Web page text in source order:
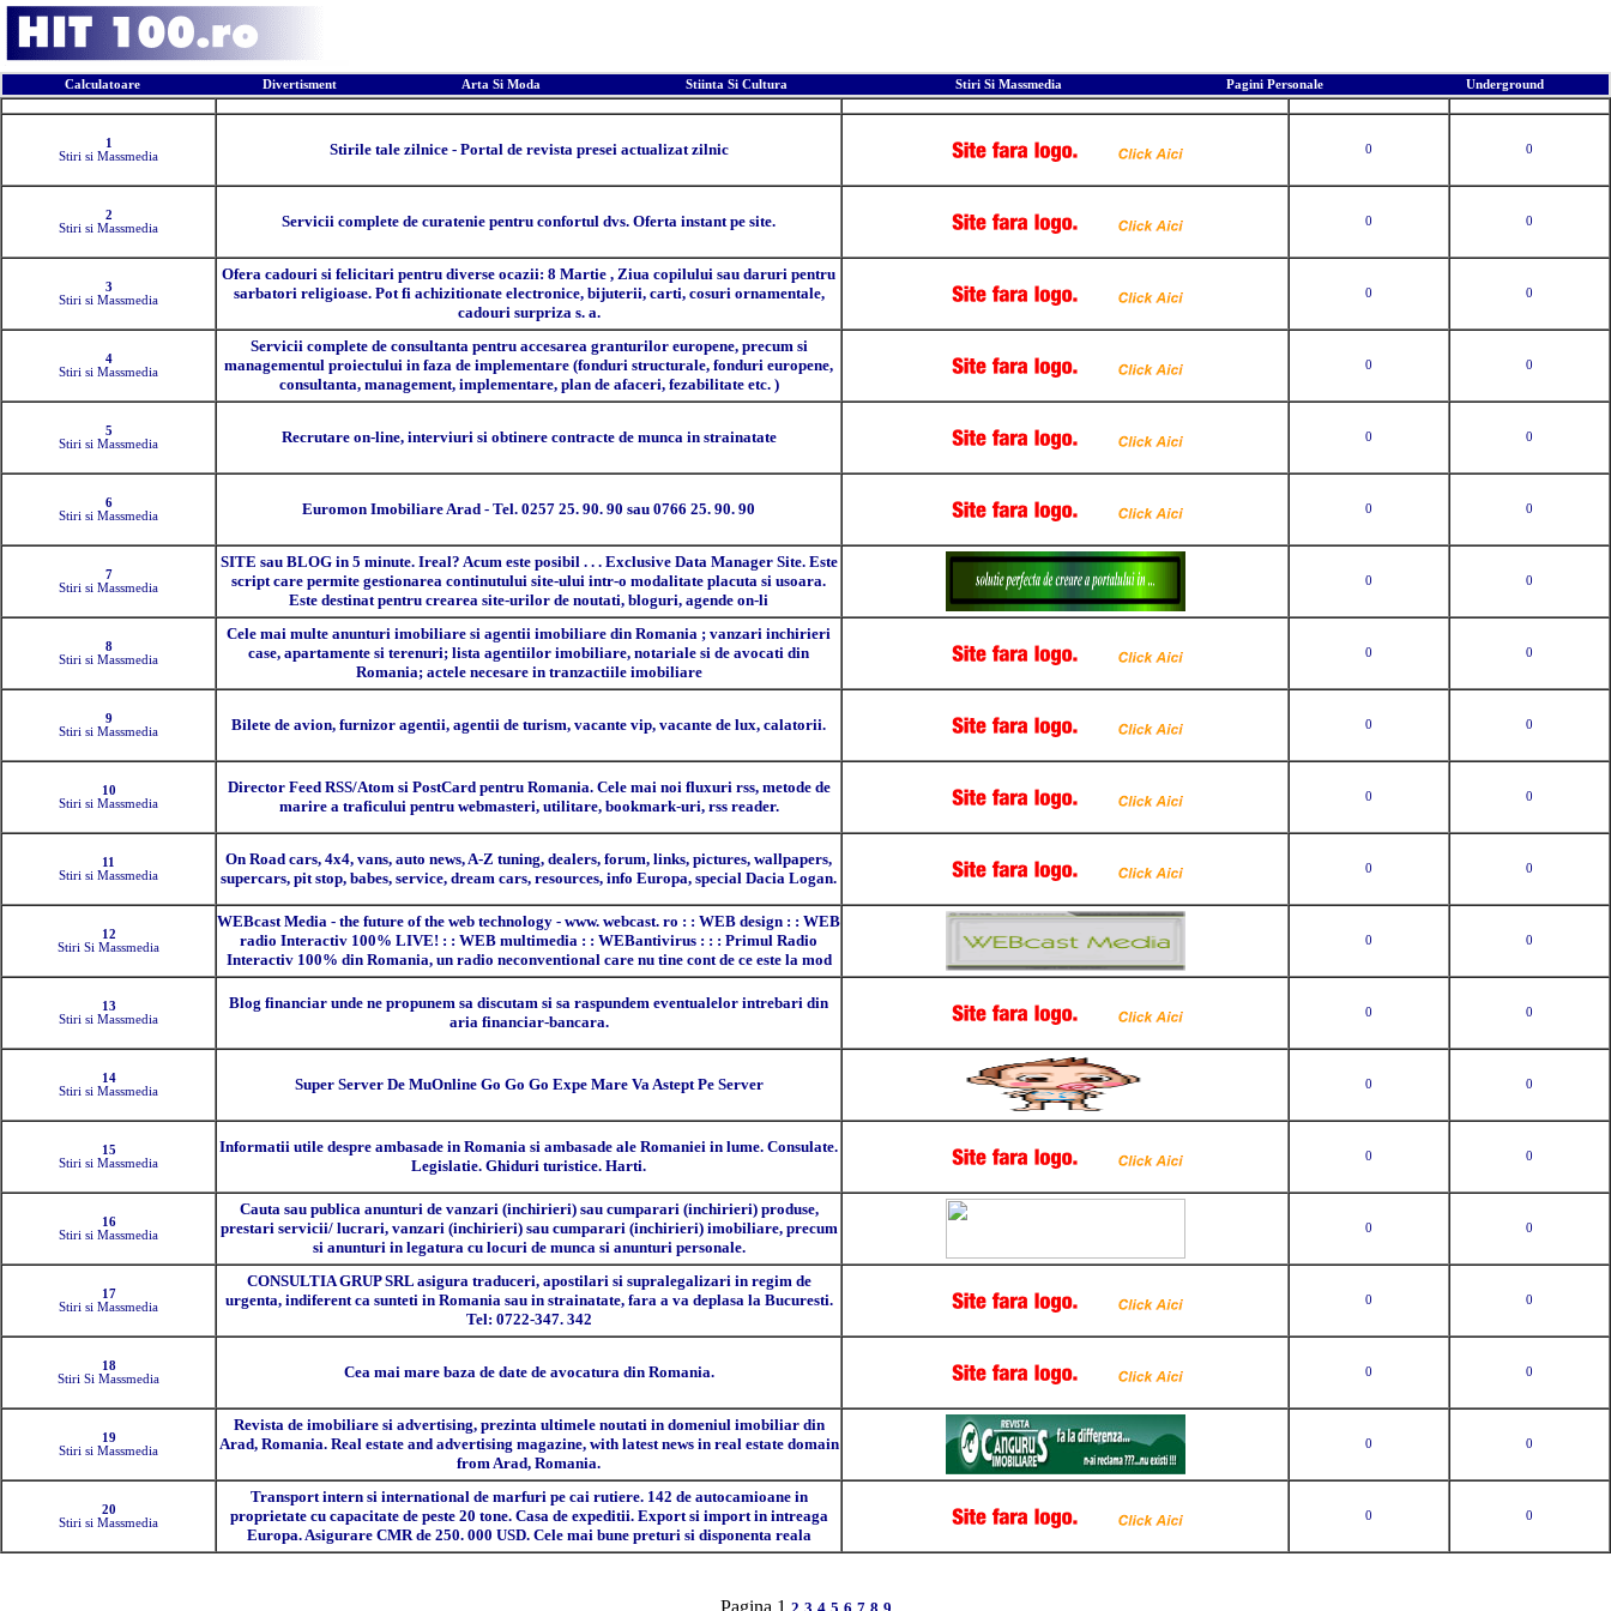
Calculatoare Divertisment Arta Si Moda Stiinta Si Cultura Stiri Si Massmedia Pagini Personale
Underground
1
Stiri si Massmedia
Stirile tale zilnice - Portal de revista presei actualizat zilnic 0 0
2
Stiri si Massmedia
Servicii complete de curatenie pentru confortul dvs. Oferta instant pe site. 0 0
3
Stiri si Massmedia
Ofera cadouri si felicitari pentru diverse ocazii: 8 Martie , Ziua copilului sau daruri pentru
sarbatori religioase. Pot fi achizitionate electronice, bijuterii, carti, cosuri ornamentale,
cadouri surpriza s. a.
0 0
4
Stiri si Massmedia
Servicii complete de consultanta pentru accesarea granturilor europene, precum si
managementul proiectului in faza de implementare (fonduri structurale, fonduri europene,
consultanta, management, implementare, plan de afaceri, fezabilitate etc. )
0 0
5
Stiri si Massmedia
Recrutare on-line, interviuri si obtinere contracte de munca in strainatate 0 0
6
Stiri si Massmedia
Euromon Imobiliare Arad - Tel. 0257 25. 90. 90 sau 0766 25. 90. 90 0 0
7
Stiri si Massmedia
SITE sau BLOG in 5 minute. Ireal? Acum este posibil . . . Exclusive Data Manager Site. Este
script care permite gestionarea continutului site-ului intr-o modalitate placuta si usoara.
Este destinat pentru crearea site-urilor de noutati, bloguri, agende on-li
0 0
8
Stiri si Massmedia
Cele mai multe anunturi imobiliare si agentii imobiliare din Romania ; vanzari inchirieri
case, apartamente si terenuri; lista agentiilor imobiliare, notariale si de avocati din
Romania; actele necesare in tranzactiile imobiliare
0 0
9
Stiri si Massmedia
Bilete de avion, furnizor agentii, agentii de turism, vacante vip, vacante de lux, calatorii. 0 0
10
Stiri si Massmedia
Director Feed RSS/Atom si PostCard pentru Romania. Cele mai noi fluxuri rss, metode de
marire a traficului pentru webmasteri, utilitare, bookmark-uri, rss reader.
0 0
11
Stiri si Massmedia
On Road cars, 4x4, vans, auto news, A-Z tuning, dealers, forum, links, pictures, wallpapers,
supercars, pit stop, babes, service, dream cars, resources, info Europa, special Dacia Logan.
0 0
12
Stiri Si Massmedia
WEBcast Media - the future of the web technology - www. webcast. ro : : WEB design : : WEB
radio Interactiv 100% LIVE! : : WEB multimedia : : WEBantivirus : : : Primul Radio
Interactiv 100% din Romania, un radio neconventional care nu tine cont de ce este la mod
0 0
13
Stiri si Massmedia
Blog financiar unde ne propunem sa discutam si sa raspundem eventualelor intrebari din
aria financiar-bancara.
0 0
14
Stiri si Massmedia
Super Server De MuOnline Go Go Go Expe Mare Va Astept Pe Server 0 0
15
Stiri si Massmedia
Informatii utile despre ambasade in Romania si ambasade ale Romaniei in lume. Consulate.
Legislatie. Ghiduri turistice. Harti.
0 0
16
Stiri si Massmedia
Cauta sau publica anunturi de vanzari (inchirieri) sau cumparari (inchirieri) produse,
prestari servicii/ lucrari, vanzari (inchirieri) sau cumparari (inchirieri) imobiliare, precum
si anunturi in legatura cu locuri de munca si anunturi personale.
0 0
17
Stiri si Massmedia
CONSULTIA GRUP SRL asigura traduceri, apostilari si supralegalizari in regim de
urgenta, indiferent ca sunteti in Romania sau in strainatate, fara a va deplasa la Bucuresti.
Tel: 0722-347. 342
0 0
18
Stiri Si Massmedia
Cea mai mare baza de date de avocatura din Romania. 0 0
19
Stiri si Massmedia
Revista de imobiliare si advertising, prezinta ultimele noutati in domeniul imobiliar din
Arad, Romania. Real estate and advertising magazine, with latest news in real estate domain
from Arad, Romania.
0 0
20
Stiri si Massmedia
Transport intern si international de marfuri pe cai rutiere. 142 de autocamioane in
proprietate cu capacitate de peste 20 tone. Casa de expeditii. Export si import in intreaga
Europa. Asigurare CMR de 250. 000 USD. Cele mai bune preturi si disponenta reala
0 0
Pagina 1